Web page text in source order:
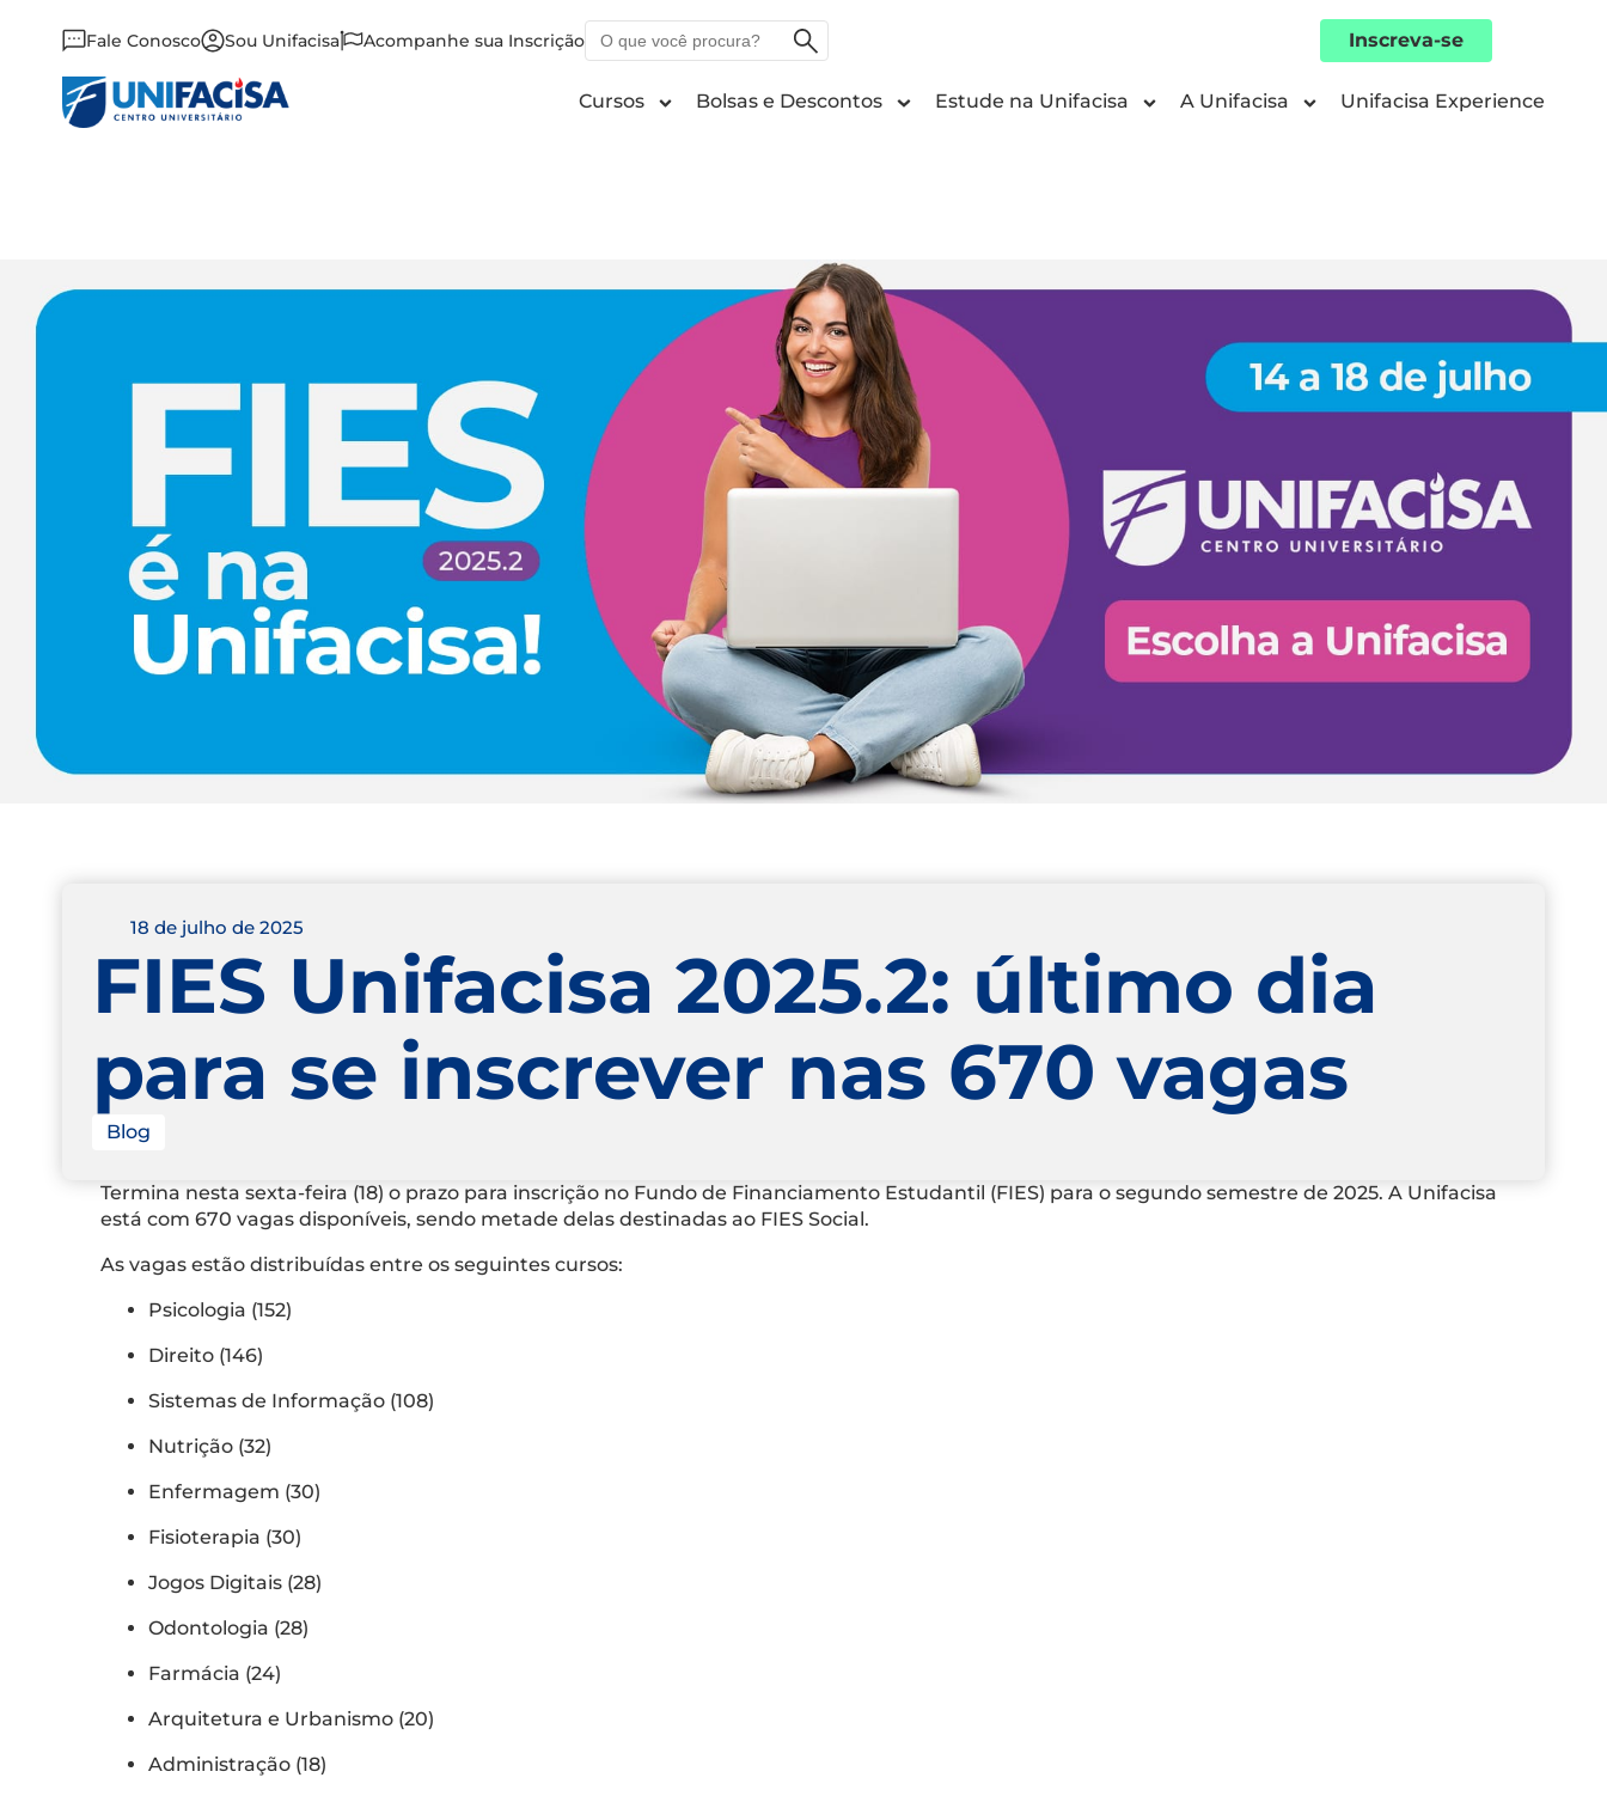
Fale Conosco Sou Unifacisa Acompanhe sua Inscrição
que
procura?
Inscreva-se
Cursos Bolsas e Descontos Estude na Unifacisa A Unifacisa Unifacisa Experience
18 de julho de 2025
FIES Unifacisa 2025.2: último dia
para se inscrever nas 670 vagas
Blog
Termina nesta sexta-feira (18) o prazo para inscrição no Fundo de Financiamento Estudantil (FIES) para o segundo semestre de 2025. A Unifacisa
está com 670 vagas disponíveis, sendo metade delas destinadas ao FIES Social.
As vagas estão distribuídas entre os seguintes cursos:
Psicologia (152)
Direito (146)
Sistemas de Informação (108)
Nutrição (32)
Enfermagem (30)
Fisioterapia (30)
Jogos Digitais (28)
Odontologia (28)
Farmácia (24)
Arquitetura e Urbanismo (20)
Administração (18)